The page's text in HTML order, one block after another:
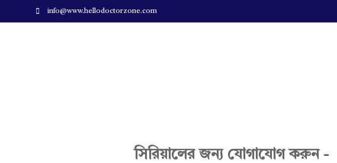
info@www.hellodoctorzone.com
সিরিয়ালের জন্য যোগাযোগ করুন -